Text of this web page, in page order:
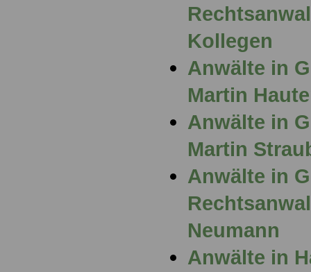
Kollegen
Anwälte in
Martin
Anwälte in
Martin
Anwälte in
Neumann
Anwälte in